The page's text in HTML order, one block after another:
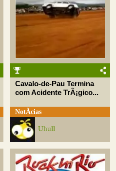
Cavalo-de-Pau Termina
com Acidente TrÃ¡gico...
NotÃ­cias
Uhull